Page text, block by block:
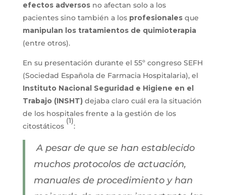
efectos adversos no afectan solo a los
pacientes sino también a los profesionales que
manipulan los tratamientos de quimioterapia
(entre otros).
En su presentación durante el 55º congreso SEFH
(Sociedad Española de Farmacia Hospitalaria), el
Instituto Nacional Seguridad e Higiene en el
Trabajo (INSHT)dejaba claro cuál era la situación
de los hospitales frente a la gestión de los
citostáticos
(1)
:
A pesar de que se han establecido
muchos protocolos de actuación,
manuales de procedimiento y han